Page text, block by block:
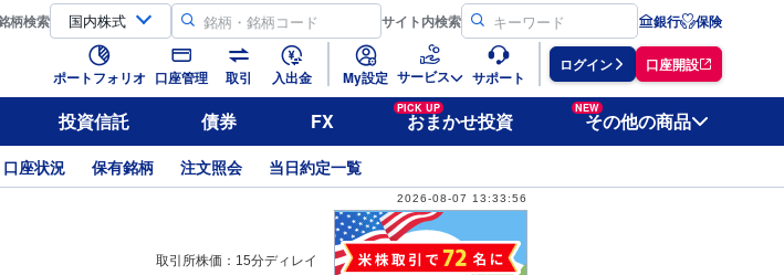
柄検索 サイト内検索 銀行 保険
ポートフォリオ 口座管理 取引 入出金 My設定 サービス サポート
ログイン 口座開設
投資信託 債券 FX
PICK UP
おまかせ投資
NEW
その他の商品
口座状況 保有銘柄 注文照会 当日約定一覧
2026-08-07 13:33:56
取引所株価：15分ディレイ